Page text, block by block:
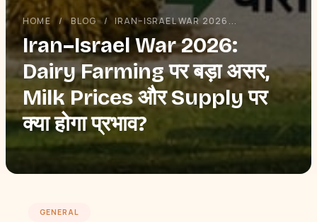
HOME / BLOG / IRAN–ISRAEL WAR 2026...
Iran–Israel War 2026:
Dairy Farming पर बड़ा असर,
Milk Prices और Supply पर
क्या होगा प्रभाव?
GENERAL